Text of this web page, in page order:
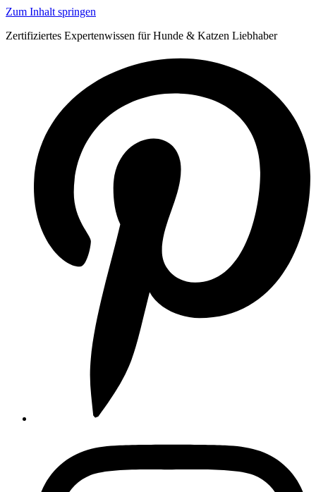
Zum Inhalt springen
Zertifiziertes Expertenwissen für Hunde & Katzen Liebhaber